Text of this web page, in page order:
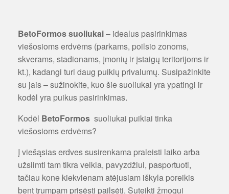
BetoFormos suoliukai– idealus pasirinkimas
viešosioms erdvėms (parkams, poilsio zonoms,
skverams, stadionams, įmonių ir įstaigų teritorijoms ir
kt.), kadangi turi daug puikių privalumų. Susipažinkite
su jais – sužinokite, kuo šie suoliukai yra ypatingi ir
kodėl yra puikus pasirinkimas.
Kodėl BetoFormos suoliukai puikiai tinka
viešosioms erdvėms?
Į viešąsias erdves susirenkama praleisti laiko arba
užsiimti tam tikra veikla, pavyzdžiui, pasportuoti,
tačiau kone kiekvienam atėjusiam iškyla poreikis
bent trumpam prisėsti pailsėti. Suteikti žmogui